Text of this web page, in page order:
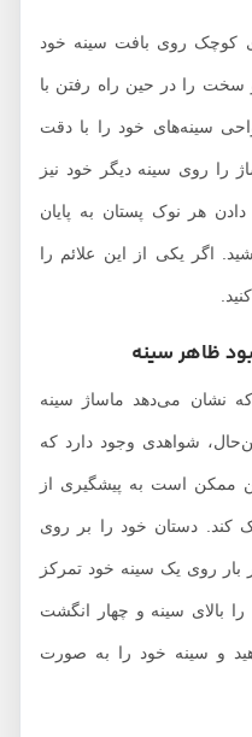
روی بافت سینه خود
در حین راه رفتن با
سینه‌های خود را با دقت
سینه دیگر خود نیز
هر نوک پستان به پایان
اگر یکی از این علائم را
سینه
می‌دهد ماساژ سینه
شواهدی وجود دارد که
است به پیشگیری از
دستان خود را بر روی
روی یک سینه خود تمرکز
سینه و چهار انگشت
سینه خود را به صورت